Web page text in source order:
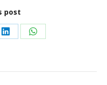
post
Share
LinkedIn
Share
WhatsApp